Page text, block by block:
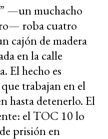
—un muchacho
roba cuatro
cajón de madera
en la calle
El hecho es
trabajan en el
hasta detenerlo. El
el TOC 10 lo
prisión en